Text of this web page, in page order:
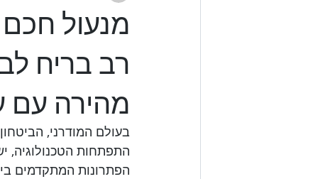
מנעול חכם
רב בריח
מהירה עם
בעולם המודרני,
התפתחות הטכנולוגיה,
הפתרונות המתקדמים